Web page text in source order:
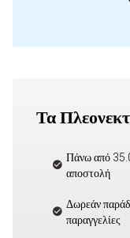
Τα
Πάνω από
αποστολή
Δωρεάν
παραγγελίες